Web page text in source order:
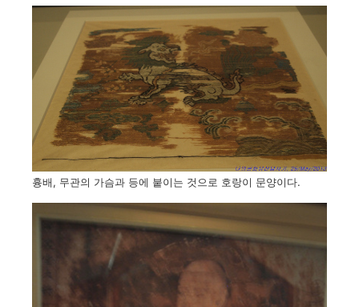
흉배, 무관의 가슴과 등에 붙이는 것으로 호랑이 문양이다.